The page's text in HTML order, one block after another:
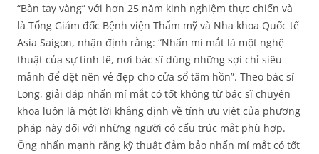
“Bàn tay vàng” với hơn 25 năm kinh nghiệm thực chiến và
là Tổng Giám đốc Bệnh viện Thẩm mỹ và Nha khoa Quốc tế
Asia Saigon, nhận định rằng: “Nhấn mí mắt là một nghệ
thuật của sự tinh tế, nơi bác sĩ dùng những sợi chỉ siêu
mảnh để dệt nên vẻ đẹp cho cửa sổ tâm hồn”. Theo bác sĩ
Long, giải đáp nhấn mí mắt có tốt không từ bác sĩ chuyên
khoa luôn là một lời khẳng định về tính ưu việt của phương
pháp này đối với những người có cấu trúc mắt phù hợp.
Ông nhấn mạnh rằng kỹ thuật đảm bảo nhấn mí mắt có tốt